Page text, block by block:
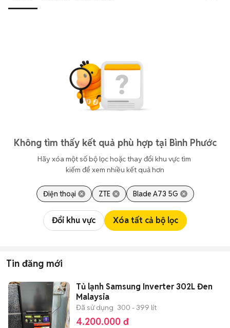
Không tìm thấy kết quả phù hợp tại Bình Phước
Hãy xóa một số bộ lọc hoặc thay đổi khu vực tìm
kiếm để xem nhiều kết quả hơn
Điện thoại ZTE Blade A73 5G
Đổi khu vực Xóa tất cả bộ lọc
Tin đăng mới
Tủ lạnh Samsung Inverter 302L Đen
Malaysia
Đã sử dụng 300 - 399 lít
4.200.000 đ